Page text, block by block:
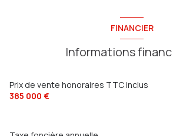
FINANCIER
Informations
Prix de vente honoraires TTC inclus
385 000 €